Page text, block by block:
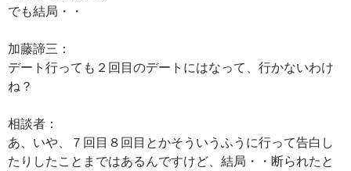
でも結局・・
加藤諦三：
デート行っても２回目のデートにはなって、行かないわけ
ね？
相談者：
あ、いや、７回目８回目とかそういうふうに行って告白し
たりしたことまではあるんですけど、結局・・断られたと